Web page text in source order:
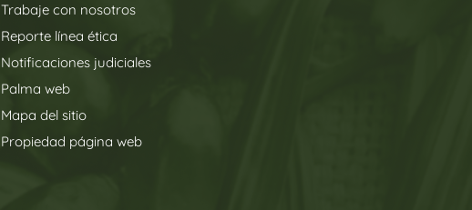
Trabaje con nosotros
Reporte línea ética
Notificaciones judiciales
Palma web
Mapa del sitio
Propiedad página web